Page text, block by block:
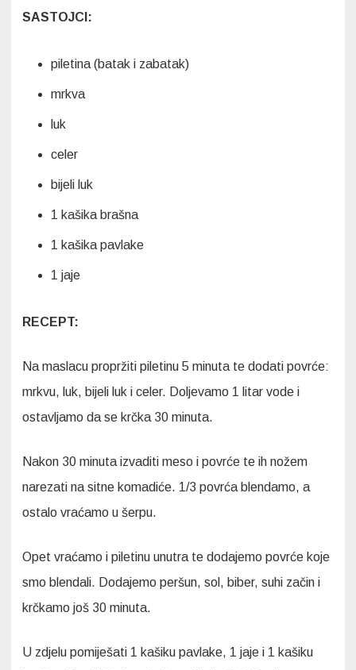
SASTOJCI:
piletina (batak i zabatak)
mrkva
luk
celer
bijeli luk
1 kašika brašna
1 kašika pavlake
1 jaje
RECEPT:
Na maslacu propržiti piletinu 5 minuta te dodati povrće:
mrkvu, luk, bijeli luk i celer. Doljevamo 1 litar vode i
ostavljamo da se krčka 30 minuta.
Nakon 30 minuta izvaditi meso i povrće te ih nožem
narezati na sitne komadiće. 1/3 povrća blendamo, a
ostalo vraćamo u šerpu.
Opet vraćamo i piletinu unutra te dodajemo povrće koje
smo blendali. Dodajemo peršun, sol, biber, suhi začin i
krčkamo još 30 minuta.
U zdjelu pomiješati 1 kašiku pavlake, 1 jaje i 1 kašiku